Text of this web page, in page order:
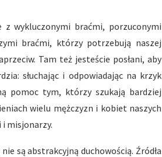
z wykluczonymi braćmi, porzuconymi
braćmi, którzy potrzebują naszej
Tam też jesteście posłani, aby
słuchając i odpowiadając na krzyk
pomoc tym, którzy szukają bardziej
wielu mężczyzn i kobiet naszych
misjonarzy.
są abstrakcyjną duchowością. Źródła